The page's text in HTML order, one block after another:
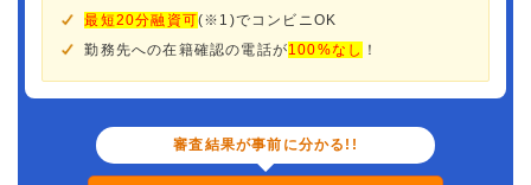
最短20分融資可(※1)でコンビニOK
勤務先への在籍確認の電話が100%なし ！
審査結果が事前に分かる!!